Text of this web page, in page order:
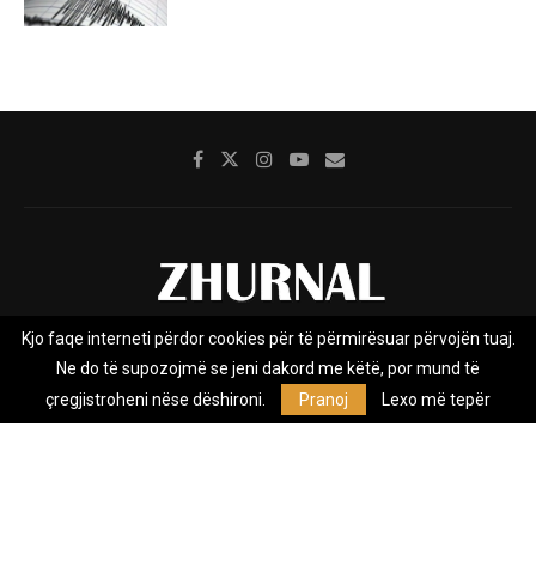
Rreth nesh Impresumi Marketing
Privacy Policy
Zhurnal.mk është Agjenci e Lajmeve e pavarur, e themeluar në vitin
Kjo faqe interneti përdor cookies për të përmirësuar përvojën tuaj.
Ne do të supozojmë se jeni dakord me këtë, por mund të
çregjistroheni nëse dëshironi.
Pranoj Lexo më tepër